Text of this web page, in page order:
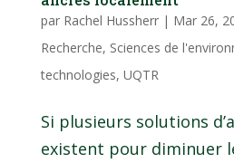
par Rachel Hussherr| Mar 26,
Recherche, Sciences de
technologies, UQTR
Si plusieurs solutions
existent pour diminuer